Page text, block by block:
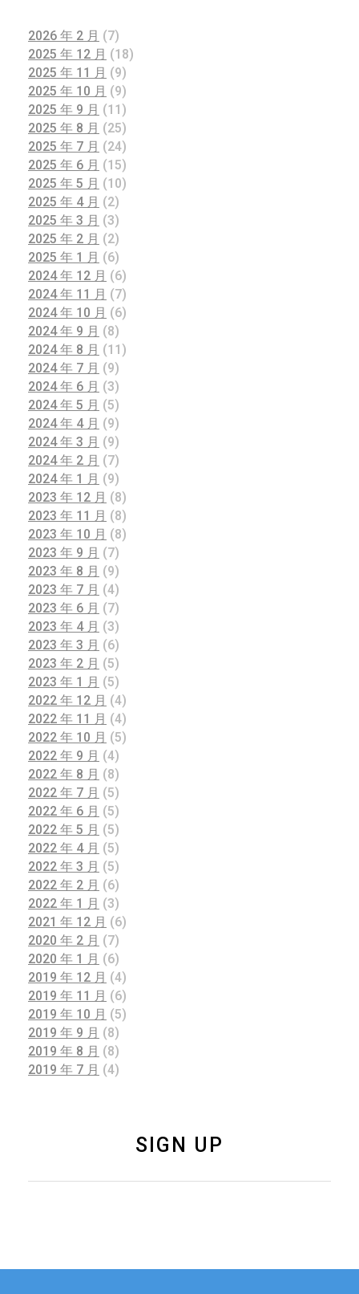
2026 年 2 月 (7)
2025 年 12 月 (18)
2025 年 11 月 (9)
2025 年 10 月 (9)
2025 年 9 月 (11)
2025 年 8 月 (25)
2025 年 7 月 (24)
2025 年 6 月 (15)
2025 年 5 月 (10)
2025 年 4 月 (2)
2025 年 3 月 (3)
2025 年 2 月 (2)
2025 年 1 月 (6)
2024 年 12 月 (6)
2024 年 11 月 (7)
2024 年 10 月 (6)
2024 年 9 月 (8)
2024 年 8 月 (11)
2024 年 7 月 (9)
2024 年 6 月 (3)
2024 年 5 月 (5)
2024 年 4 月 (9)
2024 年 3 月 (9)
2024 年 2 月 (7)
2024 年 1 月 (9)
2023 年 12 月 (8)
2023 年 11 月 (8)
2023 年 10 月 (8)
2023 年 9 月 (7)
2023 年 8 月 (9)
2023 年 7 月 (4)
2023 年 6 月 (7)
2023 年 4 月 (3)
2023 年 3 月 (6)
2023 年 2 月 (5)
2023 年 1 月 (5)
2022 年 12 月 (4)
2022 年 11 月 (4)
2022 年 10 月 (5)
2022 年 9 月 (4)
2022 年 8 月 (8)
2022 年 7 月 (5)
2022 年 6 月 (5)
2022 年 5 月 (5)
2022 年 4 月 (5)
2022 年 3 月 (5)
2022 年 2 月 (6)
2022 年 1 月 (3)
2021 年 12 月 (6)
2020 年 2 月 (7)
2020 年 1 月 (6)
2019 年 12 月 (4)
2019 年 11 月 (6)
2019 年 10 月 (5)
2019 年 9 月 (8)
2019 年 8 月 (8)
2019 年 7 月 (4)
SIGN UP